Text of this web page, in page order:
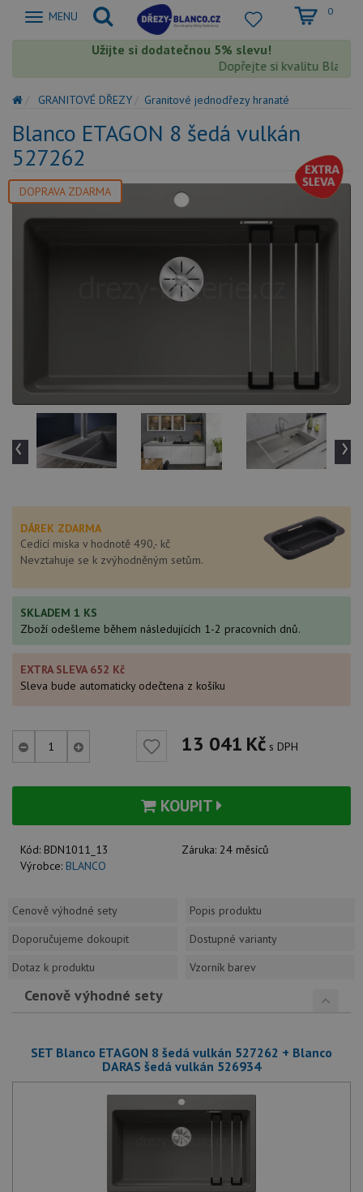
Zobrazit
MENU 0
Užijte si dodatečnou 5% slevu!
Dopřejte si kvalitu Blanco
GRANITOVÉ DŘEZY Granitové jednodřezy hranaté
Blanco ETAGON 8 šedá vulkán
527262
DOPRAVA ZDARMA
‹ ›
DÁREK ZDARMA
Cedící miska v hodnotě 490,- kč
Nevztahuje se k zvýhodněným setům.
SKLADEM 1 KS
Zboží odešleme během následujících 1-2 pracovních dnů.
EXTRA SLEVA 652 Kč
Sleva bude automaticky odečtena z košíku
13 041 Kč s DPH
KOUPIT
Kód: BDN1011_13 Záruka: 24 měsíců
Výrobce: BLANCO
Cenově výhodné sety
Popis produktu
Doporučujeme dokoupit
Dostupné varianty
Dotaz k produktu
Vzorník barev
Cenově výhodné sety
SET Blanco ETAGON 8 šedá vulkán 527262 + Blanco
DARAS šedá vulkán 526934